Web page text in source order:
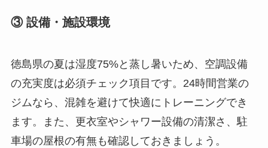
③ 設備・施設環境
徳島県の夏は湿度75%と蒸し暑いため、空調設備
の充実度は必須チェック項目です。24時間営業の
ジムなら、混雑を避けて快適にトレーニングでき
ます。また、更衣室やシャワー設備の清潔さ、駐
車場の屋根の有無も確認しておきましょう。